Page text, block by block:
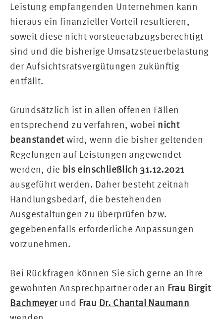
Leistung empfangenden Unternehmen kann
hieraus ein finanzieller Vorteil resultieren,
soweit diese nicht vorsteuerabzugsberechtigt
sind und die bisherige Umsatzsteuerbelastung
der Aufsichtsratsvergütungen zukünftig
entfällt.
Grundsätzlich ist in allen offenen Fällen
entsprechend zu verfahren, wobei nicht
beanstandetwird, wenn die bisher geltenden
Regelungen auf Leistungen angewendet
werden, die bis einschließlich 31.12.2021
ausgeführt werden. Daher besteht zeitnah
Handlungsbedarf, die bestehenden
Ausgestaltungen zu überprüfen bzw.
gegebenenfalls erforderliche Anpassungen
vorzunehmen.
Bei Rückfragen können Sie sich gerne an Ihre
gewohnten Ansprechpartner oder an Frau Birgit
Bachmeyerund Frau Dr. Chantal Naumann